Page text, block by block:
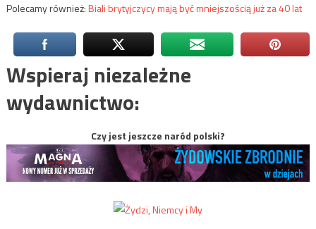
Polecamy również:Biali brytyjczycy mają być mniejszością już za 40 lat
Wspieraj niezależne
wydawnictwo:
Czy jest jeszcze naród polski?